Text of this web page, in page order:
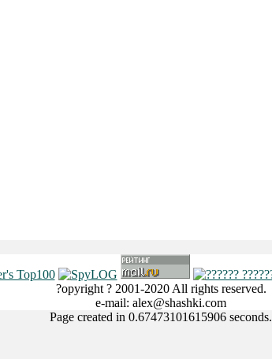
?opyright ? 2001-2020 All rights reserved.
e-mail: alex@shashki.com
Page created in 0.67473101615906 seconds.